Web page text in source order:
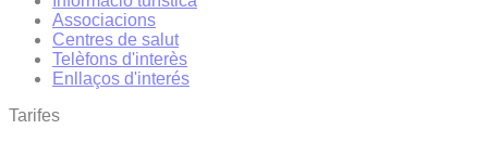
Associacions
Centres de salut
Telèfons d'interès
Enllaços d'interés
Tarifes